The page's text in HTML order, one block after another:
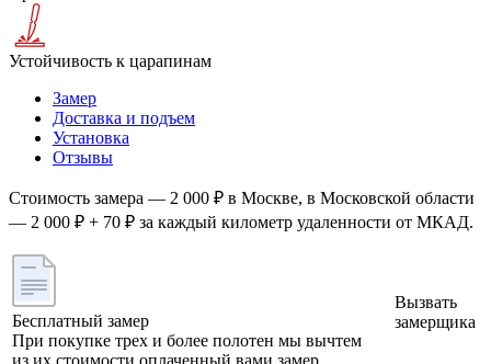
Устойчивость к царапинам
Замер
Доставка и подъем
Установка
Отзывы
Стоимость замера — 2 000 ₽ в Москве, в Московской области
— 2 000 ₽ + 70 ₽ за каждый километр удаленности от МКАД.
Бесплатный замер
При покупке трех и более полотен мы вычтем
из их стоимости оплаченный вами замер.
Вызвать
замерщика